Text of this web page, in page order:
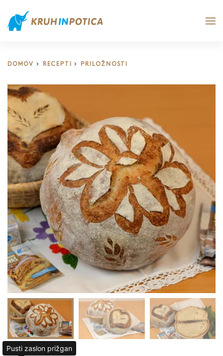
DOMOV RECEPTI PRILOŽNOSTI
Pusti zaslon prižgan